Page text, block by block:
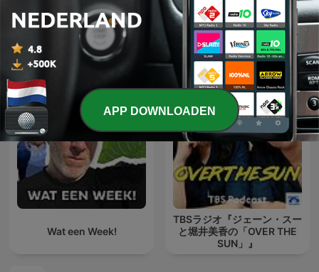
宮下草薙の３０分 Kleine Boodschap
Wat een Week!
TBSラジオ『ジェーン・スー
と堀井美香の「OVER THE
SUN」』
APP DOWNLOADEN